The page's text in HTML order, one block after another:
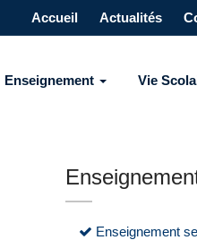
Accueil Actualités
Enseignement Vie
Enseignement